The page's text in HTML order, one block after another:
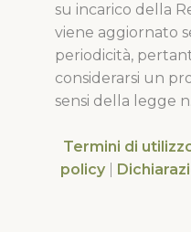
su incarico della
viene aggiornato
periodicità,
considerarsi un
sensi della legge
Termini di
policy